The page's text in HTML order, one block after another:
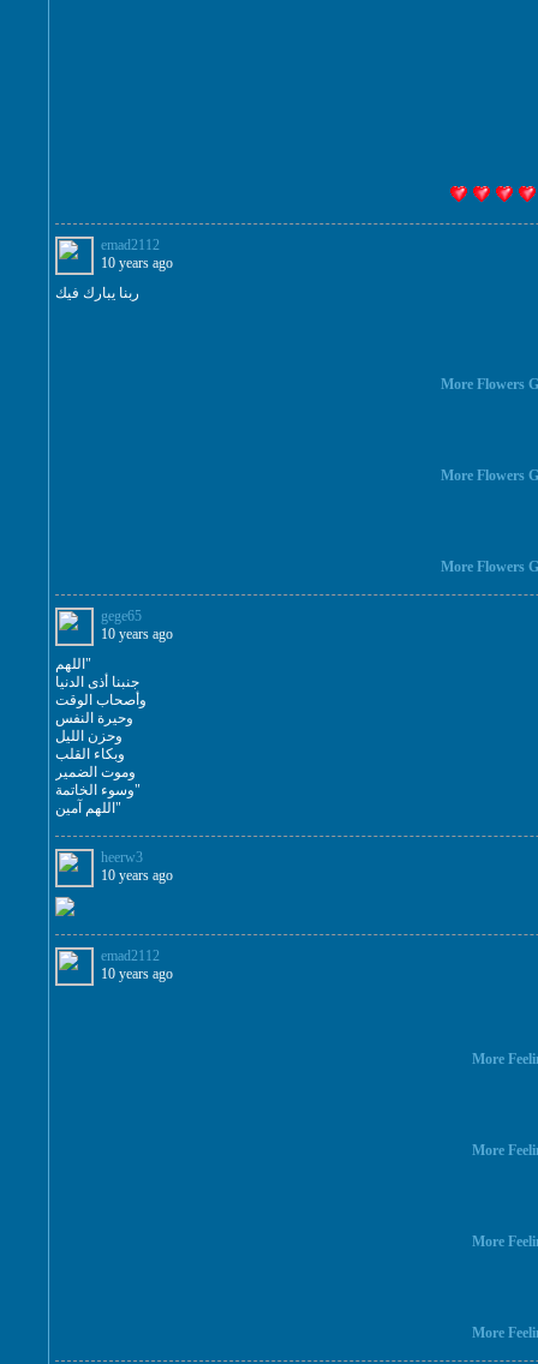
emad2112
10 years ago
ربنا يبارك فيك
More Flowers
More Flowers
More Flowers
gege65
10 years ago
اللهم"
جنبنا أذى الدنيا
وأصحاب الوقت
وحيرة النفس
وحزن الليل
وبكاء القلب
وموت الضمير
وسوء الخاتمة"
اللهم آمين"
heerw3
10 years ago
emad2112
10 years ago
More
More
More
More